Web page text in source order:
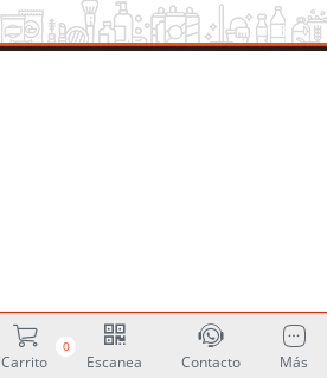
0
Carrito Escanea Contacto Más